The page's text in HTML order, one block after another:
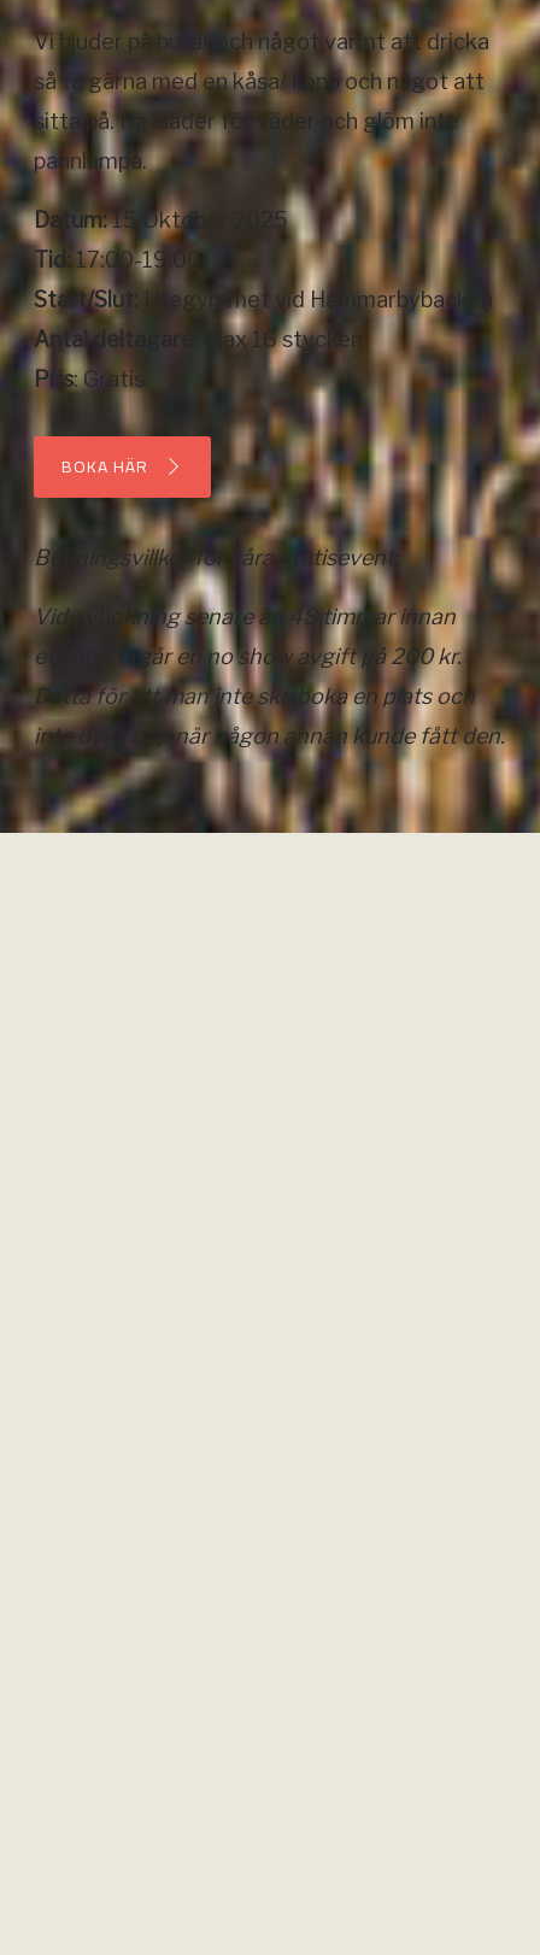
Vi bjuder på bullar och något varmt att dricka
så ta gärna med en kåsa/ kopp och något att
sitta på. Ha kläder för väder och glöm inte
pannlampa.
Datum:15 Oktober 2025
Tid: 17:00-19:00
Start/Slut: Utegymmet vid Hammarbybacken
Antal deltagare:
Max 16 stycken
Pris: Gratis
BOKA HÄR
BOKA HÄR
Bokningsvillkor för våra gratisevent:
Vid avbokning senare än 48 timmar innan
eventet utgår en no show avgift på 200 kr.
Detta för att man inte ska boka en plats och
inte dyka upp när någon annan kunde fått den.